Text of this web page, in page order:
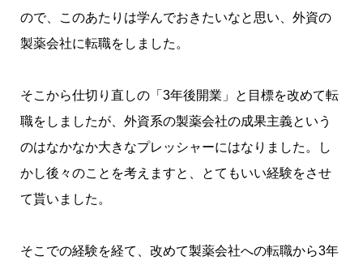
ので、このあたりは学んでおきたいなと思い、外資の
製薬会社に転職をしました。
そこから仕切り直しの「3年後開業」と目標を改めて転
職をしましたが、外資系の製薬会社の成果主義という
のはなかなか大きなプレッシャーにはなりました。し
かし後々のことを考えますと、とてもいい経験をさせ
て貰いました。
そこでの経験を経て、改めて製薬会社への転職から3年